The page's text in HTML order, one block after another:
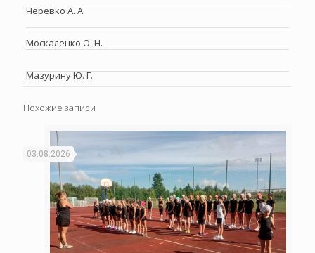
Черевко А. А.
Москаленко О. Н.
Мазурину Ю. Г.
Похожие записи
03.08.2026